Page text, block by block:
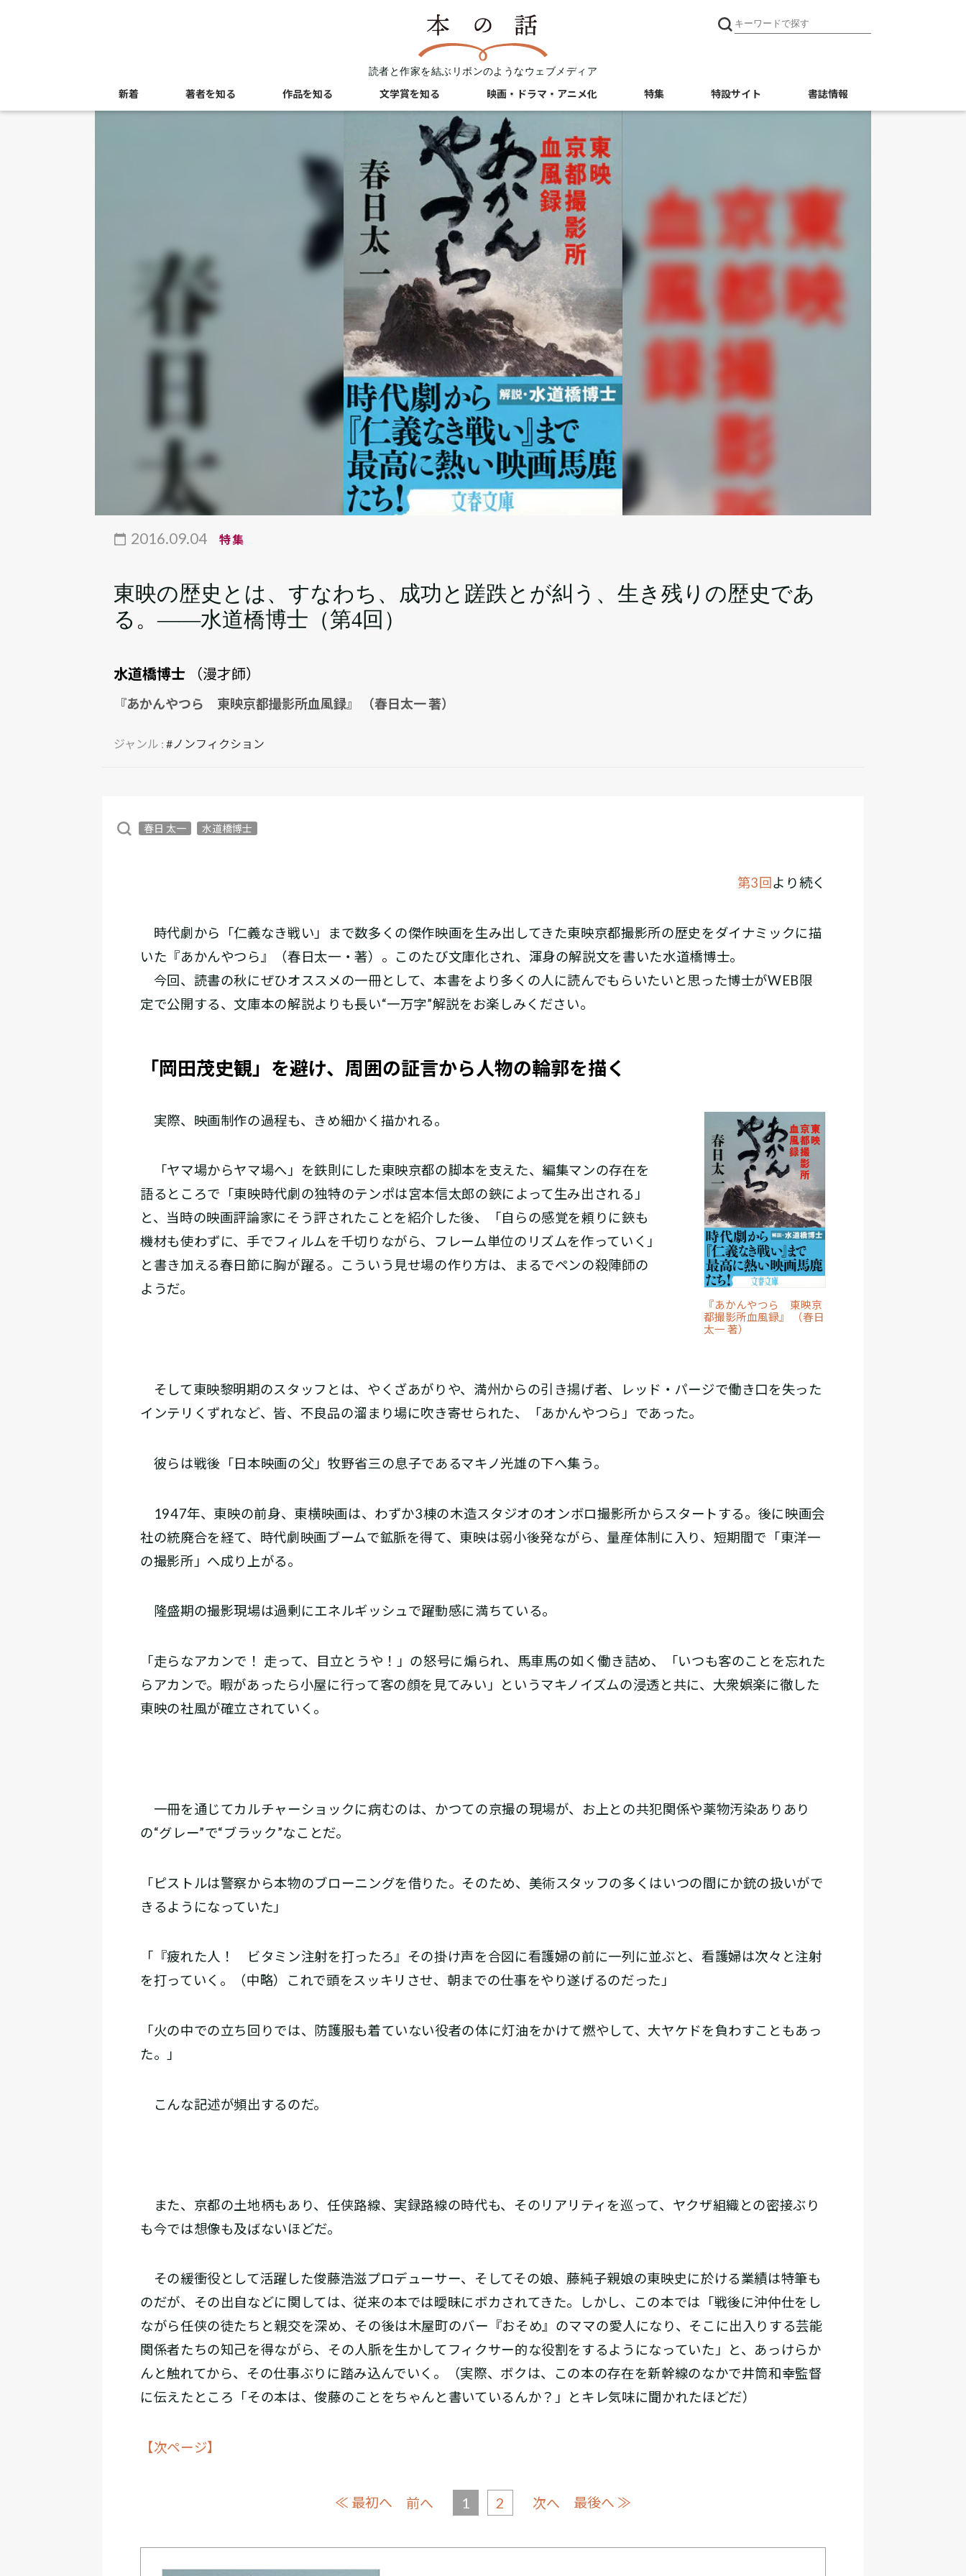
読者と作家を結ぶリボンのようなウェブメディア
新着 著者を知る 作品を知る 文学賞を知る 映画・ドラマ・アニメ化 特集 特設サイト 書誌情報
2016.09.04 特集
東映の歴史とは、すなわち、成功と蹉跌とが糾う、生き残りの歴史であ
る。――水道橋博士（第4回）
水道橋博士 （漫才師）
『あかんやつら 東映京都撮影所血風録』 （春日太一 著）
ジャンル : #ノンフィクション
春日 太一 水道橋博士
第3回より続く
時代劇から「仁義なき戦い」まで数多くの傑作映画を生み出してきた東映京都撮影所の歴史をダイナミックに描
いた『あかんやつら』（春日太一・著）。このたび文庫化され、渾身の解説文を書いた水道橋博士。
今回、読書の秋にぜひオススメの一冊として、本書をより多くの人に読んでもらいたいと思った博士がWEB限
定で公開する、文庫本の解説よりも長い“一万字”解説をお楽しみください。
「岡田茂史観」を避け、周囲の証言から人物の輪郭を描く
『あかんやつら 東映京
都撮影所血風録』 （春日
太一 著）
実際、映画制作の過程も、きめ細かく描かれる。
「ヤマ場からヤマ場へ」を鉄則にした東映京都の脚本を支えた、編集マンの存在を
語るところで「東映時代劇の独特のテンポは宮本信太郎の鋏によって生み出される」
と、当時の映画評論家にそう評されたことを紹介した後、「自らの感覚を頼りに鋏も
機材も使わずに、手でフィルムを千切りながら、フレーム単位のリズムを作っていく」
と書き加える春日節に胸が躍る。こういう見せ場の作り方は、まるでペンの殺陣師の
ようだ。
そして東映黎明期のスタッフとは、やくざあがりや、満州からの引き揚げ者、レッド・パージで働き口を失った
インテリくずれなど、皆、不良品の溜まり場に吹き寄せられた、「あかんやつら」であった。
彼らは戦後「日本映画の父」牧野省三の息子であるマキノ光雄の下へ集う。
1947年、東映の前身、東横映画は、わずか3棟の木造スタジオのオンボロ撮影所からスタートする。後に映画会
社の統廃合を経て、時代劇映画ブームで鉱脈を得て、東映は弱小後発ながら、量産体制に入り、短期間で「東洋一
の撮影所」へ成り上がる。
隆盛期の撮影現場は過剰にエネルギッシュで躍動感に満ちている。
「走らなアカンで！ 走って、目立とうや！」の怒号に煽られ、馬車馬の如く働き詰め、「いつも客のことを忘れた
らアカンで。暇があったら小屋に行って客の顔を見てみい」というマキノイズムの浸透と共に、大衆娯楽に徹した
東映の社風が確立されていく。
一冊を通じてカルチャーショックに病むのは、かつての京撮の現場が、お上との共犯関係や薬物汚染ありあり
の“グレー”で“ブラック”なことだ。
「ピストルは警察から本物のブローニングを借りた。そのため、美術スタッフの多くはいつの間にか銃の扱いがで
きるようになっていた」
「『疲れた人！ ビタミン注射を打ったろ』その掛け声を合図に看護婦の前に一列に並ぶと、看護婦は次々と注射
を打っていく。（中略）これで頭をスッキリさせ、朝までの仕事をやり遂げるのだった」
「火の中での立ち回りでは、防護服も着ていない役者の体に灯油をかけて燃やして、大ヤケドを負わすこともあっ
た。」
こんな記述が頻出するのだ。
また、京都の土地柄もあり、任侠路線、実録路線の時代も、そのリアリティを巡って、ヤクザ組織との密接ぶり
も今では想像も及ばないほどだ。
その緩衝役として活躍した俊藤浩滋プロデューサー、そしてその娘、藤純子親娘の東映史に於ける業績は特筆も
のだが、その出自などに関しては、従来の本では曖昧にボカされてきた。しかし、この本では「戦後に沖仲仕をし
ながら任侠の徒たちと親交を深め、その後は木屋町のバー『おそめ』のママの愛人になり、そこに出入りする芸能
関係者たちの知己を得ながら、その人脈を生かしてフィクサー的な役割をするようになっていた」と、あっけらか
んと触れてから、その仕事ぶりに踏み込んでいく。（実際、ボクは、この本の存在を新幹線のなかで井筒和幸監督
に伝えたところ「その本は、俊藤のことをちゃんと書いているんか？」とキレ気味に聞かれたほどだ）
【次ページ】
≪ 最初へ 前へ 1 2 次へ 最後へ ≫